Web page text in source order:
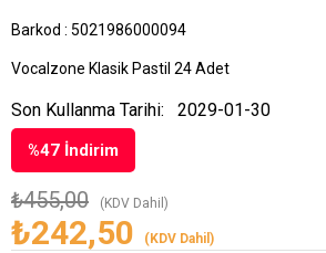
Barkod : 5021986000094
Vocalzone Klasik Pastil 24 Adet
%47 İndirim
₺455,00 (KDV Dahil)
₺242,50 (KDV Dahil)
Son Kullanma Tarihi: 2029-01-30